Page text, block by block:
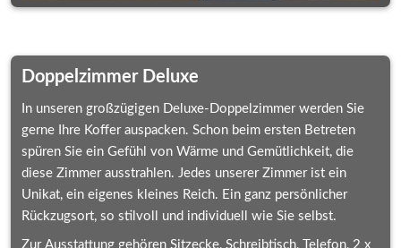
Doppelzimmer Deluxe
In unseren großzügigen Deluxe-Doppelzimmer werden Sie
gerne Ihre Koffer auspacken. Schon beim ersten Betreten
spüren Sie ein Gefühl von Wärme und Gemütlichkeit, die
diese Zimmer ausstrahlen. Jedes unserer Zimmer ist ein
Unikat, ein eigenes kleines Reich. Ein ganz persönlicher
Rückzugsort, so stilvoll und individuell wie Sie selbst.
Zur Ausstattung gehören Sitzecke, Schreibtisch, Telefon, 2 x